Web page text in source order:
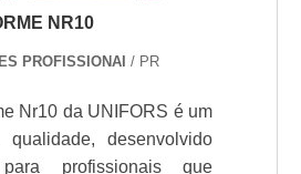
NR10
PROFISSIONAI / PR
Nr10 da UNIFORS é um
desenvolvido
para profissionais que